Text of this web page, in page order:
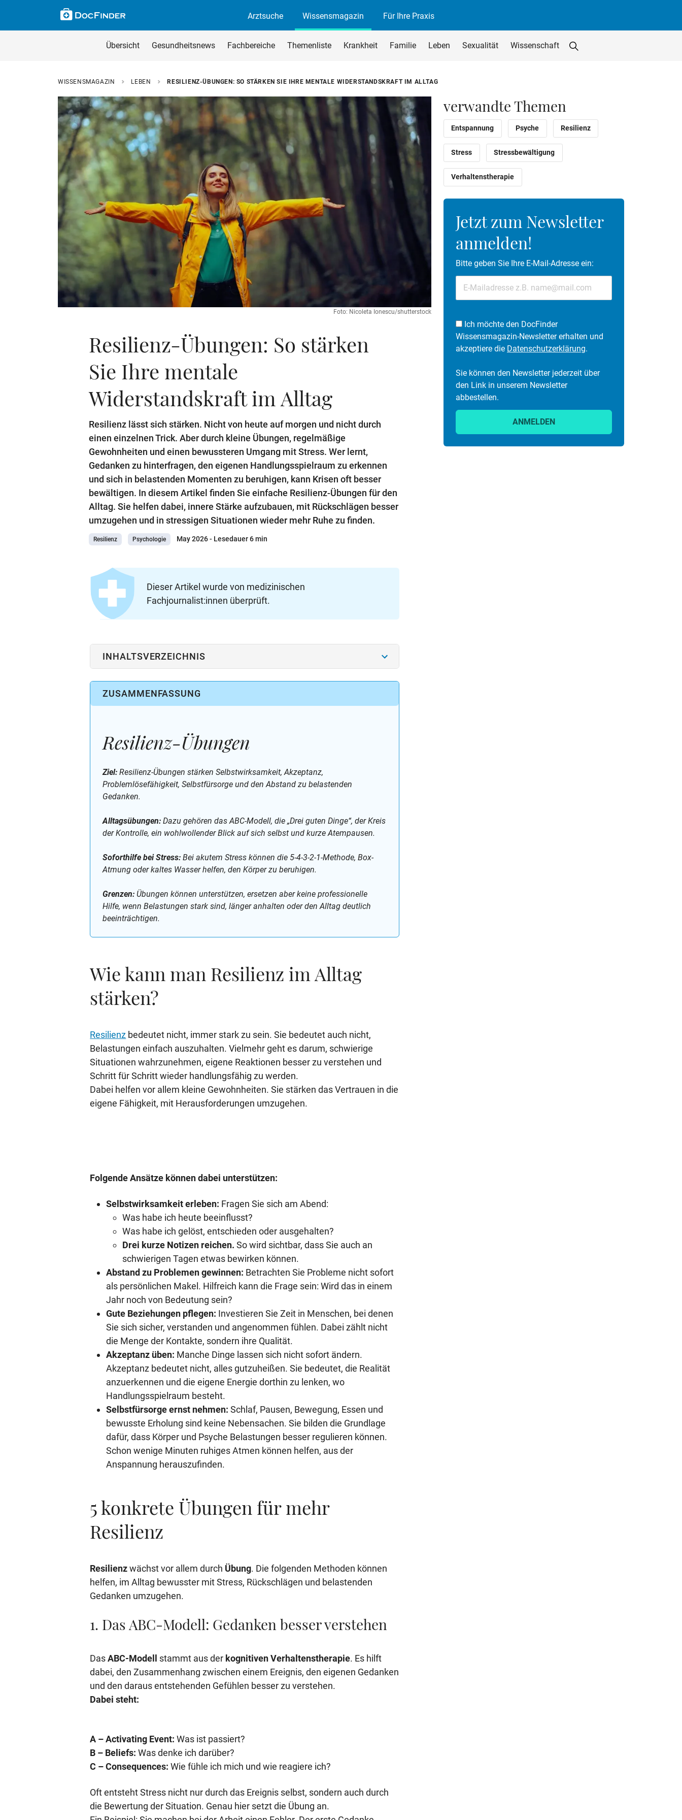
Arztsuche
Wissensmagazin Für Ihre Praxis
Übersicht Gesundheitsnews Fachbereiche Themenliste Krankheit Familie Leben Sexualität Wissenschaft
Suche im Wissensmagazin
Wissensmagazin durchsuchen
WISSENSMAGAZIN LEBEN RESILIENZ-ÜBUNGEN: SO STÄRKEN SIE IHRE MENTALE WIDERSTANDSKRAFT IM ALLTAG
Foto: Nicoleta Ionescu/shutterstock
Resilienz-Übungen: So stärken
Sie Ihre mentale
Widerstandskraft im Alltag
Resilienz lässt sich stärken. Nicht von heute auf morgen und nicht durch
einen einzelnen Trick. Aber durch kleine Übungen, regelmäßige
Gewohnheiten und einen bewussteren Umgang mit Stress. Wer lernt,
Gedanken zu hinterfragen, den eigenen Handlungsspielraum zu erkennen
und sich in belastenden Momenten zu beruhigen, kann Krisen oft besser
bewältigen. In diesem Artikel finden Sie einfache Resilienz-Übungen für den
Alltag. Sie helfen dabei, innere Stärke aufzubauen, mit Rückschlägen besser
umzugehen und in stressigen Situationen wieder mehr Ruhe zu finden.
Resilienz Psychologie May 2026- Lesedauer 6 min
Dieser Artikel wurde von medizinischen
Fachjournalist:innen überprüft.
INHALTSVERZEICHNIS
ZUSAMMENFASSUNG
Resilienz-Übungen
Ziel: Resilienz-Übungen stärken Selbstwirksamkeit, Akzeptanz,
Problemlösefähigkeit, Selbstfürsorge und den Abstand zu belastenden
Gedanken.
Alltagsübungen: Dazu gehören das ABC-Modell, die „Drei guten Dinge“, der Kreis
der Kontrolle, ein wohlwollender Blick auf sich selbst und kurze Atempausen.
Soforthilfe bei Stress: Bei akutem Stress können die 5-4-3-2-1-Methode, Box-
Atmung oder kaltes Wasser helfen, den Körper zu beruhigen.
Grenzen: Übungen können unterstützen, ersetzen aber keine professionelle
Hilfe, wenn Belastungen stark sind, länger anhalten oder den Alltag deutlich
beeinträchtigen.
Wie kann man Resilienz im Alltag
stärken?
Resilienz bedeutet nicht, immer stark zu sein. Sie bedeutet auch nicht,
Belastungen einfach auszuhalten. Vielmehr geht es darum, schwierige
Situationen wahrzunehmen, eigene Reaktionen besser zu verstehen und
Schritt für Schritt wieder handlungsfähig zu werden.
Dabei helfen vor allem kleine Gewohnheiten. Sie stärken das Vertrauen in die
eigene Fähigkeit, mit Herausforderungen umzugehen.
Folgende Ansätze können dabei unterstützen:
Selbstwirksamkeit erleben: Fragen Sie sich am Abend:
Was habe ich heute beeinflusst?
Was habe ich gelöst, entschieden oder ausgehalten?
Drei kurze Notizen reichen.So wird sichtbar, dass Sie auch an
schwierigen Tagen etwas bewirken können.
Abstand zu Problemen gewinnen: Betrachten Sie Probleme nicht sofort
als persönlichen Makel. Hilfreich kann die Frage sein: Wird das in einem
Jahr noch von Bedeutung sein?
Gute Beziehungen pflegen: Investieren Sie Zeit in Menschen, bei denen
Sie sich sicher, verstanden und angenommen fühlen. Dabei zählt nicht
die Menge der Kontakte, sondern ihre Qualität.
Akzeptanz üben: Manche Dinge lassen sich nicht sofort ändern.
Akzeptanz bedeutet nicht, alles gutzuheißen. Sie bedeutet, die Realität
anzuerkennen und die eigene Energie dorthin zu lenken, wo
Handlungsspielraum besteht.
Selbstfürsorge ernst nehmen:Schlaf, Pausen, Bewegung, Essen und
bewusste Erholung sind keine Nebensachen. Sie bilden die Grundlage
dafür, dass Körper und Psyche Belastungen besser regulieren können.
Schon wenige Minuten ruhiges Atmen können helfen, aus der
Anspannung herauszufinden.
5 konkrete Übungen für mehr
Resilienz
Resilienzwächst vor allem durch Übung. Die folgenden Methoden können
helfen, im Alltag bewusster mit Stress, Rückschlägen und belastenden
Gedanken umzugehen.
1. Das ABC-Modell: Gedanken besser verstehen
DasABC-Modell stammt aus der kognitiven Verhaltenstherapie. Es hilft
dabei, den Zusammenhang zwischen einem Ereignis, den eigenen Gedanken
und den daraus entstehenden Gefühlen besser zu verstehen.
Dabei steht:
A – Activating Event: Was ist passiert?
B – Beliefs:Was denke ich darüber?
C – Consequences:Wie fühle ich mich und wie reagiere ich?
Oft entsteht Stress nicht nur durch das Ereignis selbst, sondern auch durch
die Bewertung der Situation. Genau hier setzt die Übung an.
verwandte Themen
Entspannung Psyche Resilienz
Stress Stressbewältigung
Verhaltenstherapie
Jetzt zum Newsletter
anmelden!
Bitte geben Sie Ihre E-Mail-Adresse ein:
Ich möchte den DocFinder
Wissensmagazin-Newsletter erhalten und
akzeptiere die Datenschutzerklärung.
Sie können den Newsletter jederzeit über
den Link in unserem Newsletter
abbestellen.
ANMELDEN